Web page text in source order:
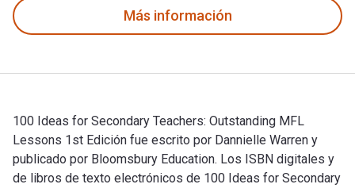
Más información
100 Ideas for Secondary Teachers: Outstanding MFL
Lessons 1st Edición fue escrito por Dannielle Warren y
publicado por Bloomsbury Education. Los ISBN digitales y
de libros de texto electrónicos de 100 Ideas for Secondary